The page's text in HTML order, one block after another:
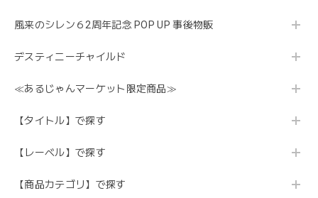
風来のシレン６2周年記念 POP UP 事後物販
デスティニーチャイルド
≪あるじゃんマーケット限定商品≫
【タイトル】で探す
【レーベル】で探す
【商品カテゴリ】で探す